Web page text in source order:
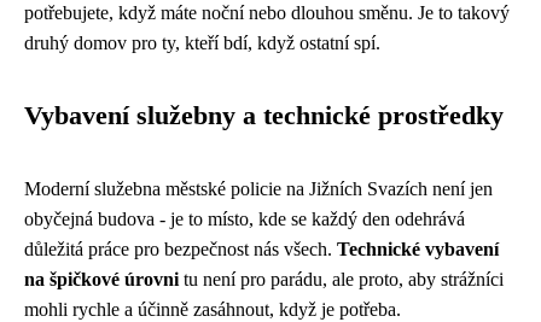
potřebujete, když máte noční nebo dlouhou směnu. Je to takový
druhý domov pro ty, kteří bdí, když ostatní spí.
Vybavení služebny a technické prostředky
Moderní služebna městské policie na Jižních Svazích není jen
obyčejná budova - je to místo, kde se každý den odehrává
důležitá práce pro bezpečnost nás všech. Technické vybavení
na špičkové úrovni tu není pro parádu, ale proto, aby strážníci
mohli rychle a účinně zasáhnout, když je potřeba.